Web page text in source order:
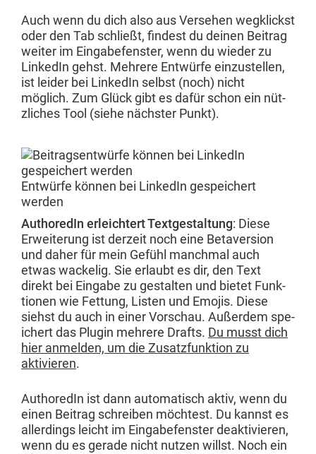
Auch wenn du dich also aus Verse­hen wegk­lickst
oder den Tab schließt, find­est du deinen Beitrag
weit­er im Eingabefen­ster, wenn du wieder zu
LinkedIn gehst. Mehrere Entwürfe einzustellen,
ist lei­der bei LinkedIn selb­st (noch) nicht
möglich. Zum Glück gibt es dafür schon ein nüt­
zlich­es Tool (siehe näch­ster Punkt).
Entwürfe kön­nen bei LinkedIn gespe­ichert
werden
AuthoredIn erle­ichtert Textgestal­tung: Diese
Erweiterung ist derzeit noch eine Betaver­sion
und daher für mein Gefühl manch­mal auch
etwas wack­e­lig. Sie erlaubt es dir, den Text
direkt bei Eingabe zu gestal­ten und bietet Funk­
tio­nen wie Fet­tung, Lis­ten und Emo­jis. Diese
siehst du auch in ein­er Vorschau. Außer­dem spe­
ichert das Plu­g­in mehrere Drafts. Du musst dich
hier anmelden, um die Zusatz­funk­tion zu
aktivieren.
AuthoredIn ist dann automa­tisch aktiv, wenn du
einen Beitrag schreiben möcht­est. Du kannst es
allerd­ings leicht im Eingabefen­ster deak­tivieren,
wenn du es ger­ade nicht nutzen willst. Noch ein